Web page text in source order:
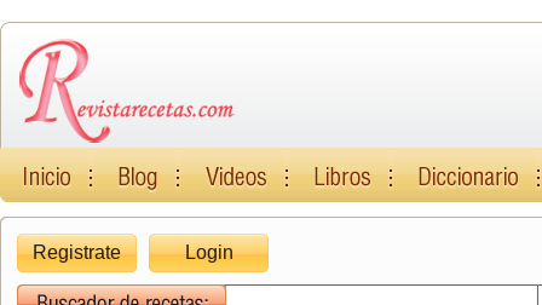
Registrate Login